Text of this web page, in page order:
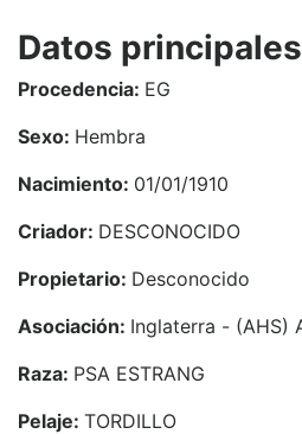
Datos
Procedencia: EG
Sexo: Hembra
Nacimiento: 01/01/1910
Criador: DESCONOCIDO
Propietario: Desconocido
Asociación: Inglaterra - (AHS)
Raza: PSA ESTRANG
Pelaje: TORDILLO